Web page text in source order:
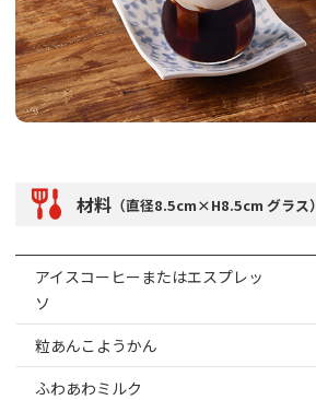
材料 （直径8.5cm×H8.5cm グラス）
アイスコーヒーまたはエスプレッ
ソ
粒あんこようかん
ふわあわミルク